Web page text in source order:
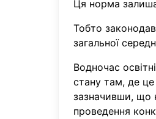
Ця норма
Тобто
загальної
Водночас
стану там, де
зазначивши, що
проведення